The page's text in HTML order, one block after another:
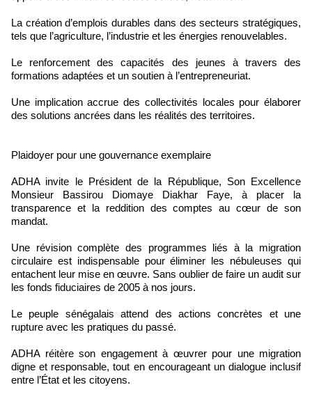
La création d’emplois durables dans des secteurs stratégiques,
tels que l’agriculture, l’industrie et les énergies renouvelables.
Le renforcement des capacités des jeunes à travers des
formations adaptées et un soutien à l’entrepreneuriat.
Une implication accrue des collectivités locales pour élaborer
des solutions ancrées dans les réalités des territoires.
Plaidoyer pour une gouvernance exemplaire
ADHA invite le Président de la République, Son Excellence
Monsieur Bassirou Diomaye Diakhar Faye, à placer la
transparence et la reddition des comptes au cœur de son
mandat.
Une révision complète des programmes liés à la migration
circulaire est indispensable pour éliminer les nébuleuses qui
entachent leur mise en œuvre. Sans oublier de faire un audit sur
les fonds fiduciaires de 2005 à nos jours.
Le peuple sénégalais attend des actions concrètes et une
rupture avec les pratiques du passé.
ADHA réitère son engagement à œuvrer pour une migration
digne et responsable, tout en encourageant un dialogue inclusif
entre l’État et les citoyens.